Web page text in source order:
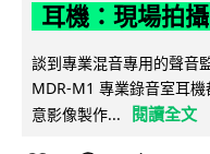
耳機：現場拍
談到專業混音專用的聲音
MDR-M1 專業錄音室耳
意影像製作...
閱讀全文